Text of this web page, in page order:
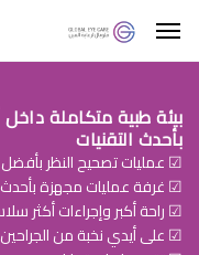
بيئة طبية متكاملة
بأحدث التقنيات
☑ عمليات تصحيح النظر بأفضل
☑ غرفة عمليات مجهزة بأحدث
☑ راحة أكبر وإجراءات أكثر
☑ على أيدي نخبة من